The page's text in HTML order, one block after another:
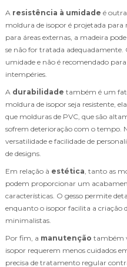
A resistência à umidade é
moldura de isopor é projetada para
para áreas externas, a madeira
se não for tratada adequadamente.
umidade e não é recomendado
intempéries.
A durabilidade também é um
moldura de isopor seja resistente,
que molduras de PVC, que são
sofrem deterioração com o tempo.
versatilidade e facilidade de
de designs.
Em relação à estética , tanto as
podem proporcionar um
características. O gesso permite
enquanto o isopor facilita a criação
minimalistas.
Por fim, a manutenção também
isopor requerem menos cuidados
precisa de tratamento regular